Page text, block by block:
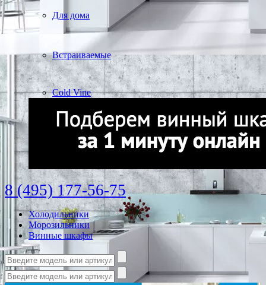
Для дома
Встраиваемые
Cold Vine
8 (495) 177-56-75
Холодильники
Морозильники
Винные шкафы